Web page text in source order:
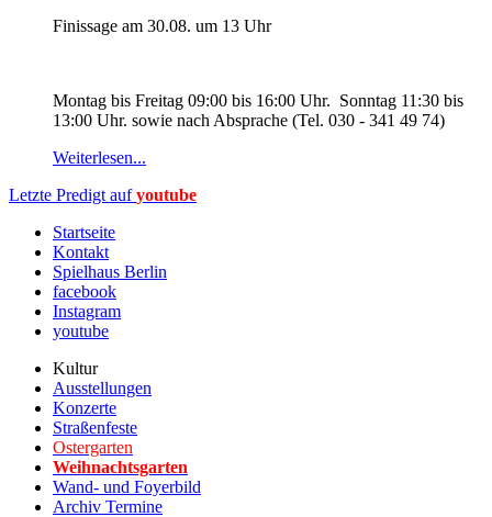
Finissage am 30.08. um 13 Uhr
Montag bis Freitag 09:00 bis 16:00 Uhr. Sonntag 11:30 bis
13:00 Uhr. sowie nach Absprache (Tel. 030 - 341 49 74)
Weiterlesen...
Letzte Predigt auf youtube
Startseite
Kontakt
Spielhaus Berlin
facebook
Instagram
youtube
Kultur
Ausstellungen
Konzerte
Straßenfeste
Ostergarten
Weihnachtsgarten
Wand- und Foyerbild
Archiv Termine